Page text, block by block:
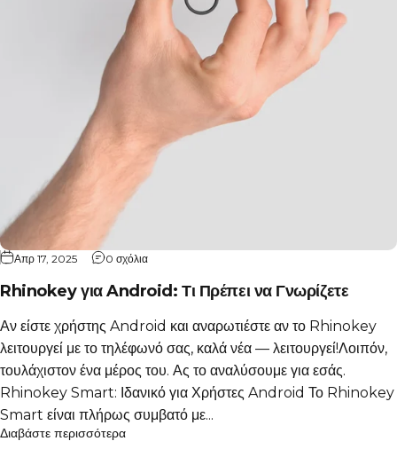
Απρ 17, 2025 0 σχόλια
Rhinokey για Android: Τι Πρέπει να Γνωρίζετε
Αν είστε χρήστης Android και αναρωτιέστε αν το Rhinokey
λειτουργεί με το τηλέφωνό σας, καλά νέα — λειτουργεί!Λοιπόν,
τουλάχιστον ένα μέρος του. Ας το αναλύσουμε για εσάς.
Rhinokey Smart: Ιδανικό για Χρήστες Android Το Rhinokey
Smart είναι πλήρως συμβατό με...
Διαβάστε περισσότερα